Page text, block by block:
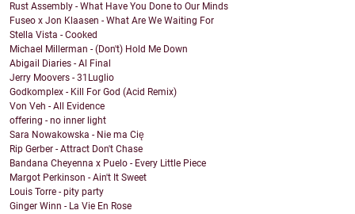
Rust Assembly - What Have You Done to Our Minds
Fuseo x Jon Klaasen - What Are We Waiting For
Stella Vista - Cooked
Michael Millerman - (Don't) Hold Me Down
Abigail Diaries - Al Final
Jerry Moovers - 31Luglio
Godkomplex - Kill For God (Acid Remix)
Von Veh - All Evidence
offering - no inner light
Sara Nowakowska - Nie ma Cię
Rip Gerber - Attract Don't Chase
Bandana Cheyenna x Puelo - Every Little Piece
Margot Perkinson - Ain't It Sweet
Louis Torre - pity party
Ginger Winn - La Vie En Rose